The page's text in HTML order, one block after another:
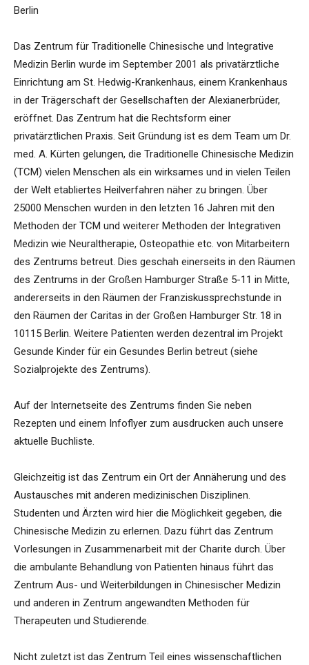
Berlin
Das Zentrum für Traditionelle Chinesische und Integrative
Medizin Berlin wurde im September 2001 als privatärztliche
Einrichtung am St. Hedwig-Krankenhaus, einem Krankenhaus
in der Trägerschaft der Gesellschaften der Alexianerbrüder,
eröffnet. Das Zentrum hat die Rechtsform einer
privatärztlichen Praxis. Seit Gründung ist es dem Team um Dr.
med. A. Kürten gelungen, die Traditionelle Chinesische Medizin
(TCM) vielen Menschen als ein wirksames und in vielen Teilen
der Welt etabliertes Heilverfahren näher zu bringen. Über
25000 Menschen wurden in den letzten 16 Jahren mit den
Methoden der TCM und weiterer Methoden der Integrativen
Medizin wie Neuraltherapie, Osteopathie etc. von Mitarbeitern
des Zentrums betreut. Dies geschah einerseits in den Räumen
des Zentrums in der Großen Hamburger Straße 5-11 in Mitte,
andererseits in den Räumen der Franziskussprechstunde in
den Räumen der Caritas in der Großen Hamburger Str. 18 in
10115 Berlin. Weitere Patienten werden dezentral im Projekt
Gesunde Kinder für ein Gesundes Berlin betreut (siehe
Sozialprojekte des Zentrums).
Auf der Internetseite des Zentrums finden Sie neben
Rezepten und einem Infoflyer zum ausdrucken auch unsere
aktuelle Buchliste.
Gleichzeitig ist das Zentrum ein Ort der Annäherung und des
Austausches mit anderen medizinischen Disziplinen.
Studenten und Ärzten wird hier die Möglichkeit gegeben, die
Chinesische Medizin zu erlernen. Dazu führt das Zentrum
Vorlesungen in Zusammenarbeit mit der Charite durch. Über
die ambulante Behandlung von Patienten hinaus führt das
Zentrum Aus- und Weiterbildungen in Chinesischer Medizin
und anderen in Zentrum angewandten Methoden für
Therapeuten und Studierende.
Nicht zuletzt ist das Zentrum Teil eines wissenschaftlichen